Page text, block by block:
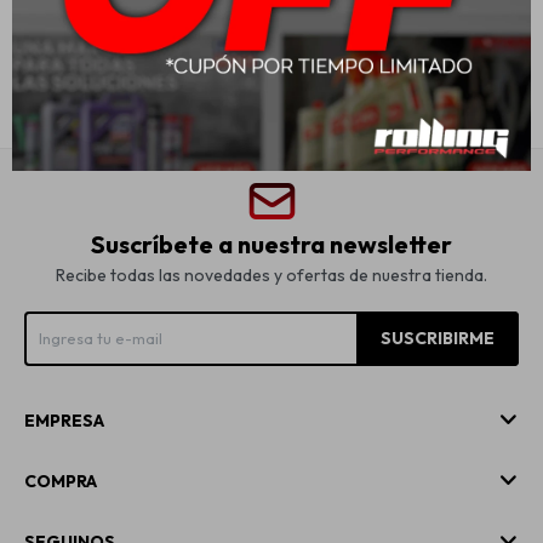
125,00
Suscríbete a nuestra newsletter
Recibe todas las novedades y ofertas de nuestra tienda.
SUSCRIBIRME
EMPRESA
COMPRA